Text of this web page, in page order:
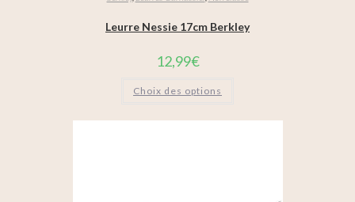
Leurre Nessie 17cm Berkley
12,99€
Choix des options